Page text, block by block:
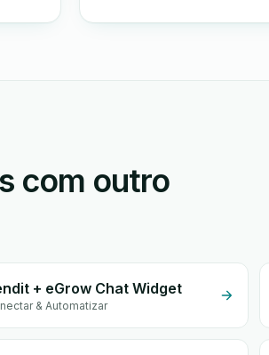
com outro
+ eGrow Chat Widget
& Automatizar